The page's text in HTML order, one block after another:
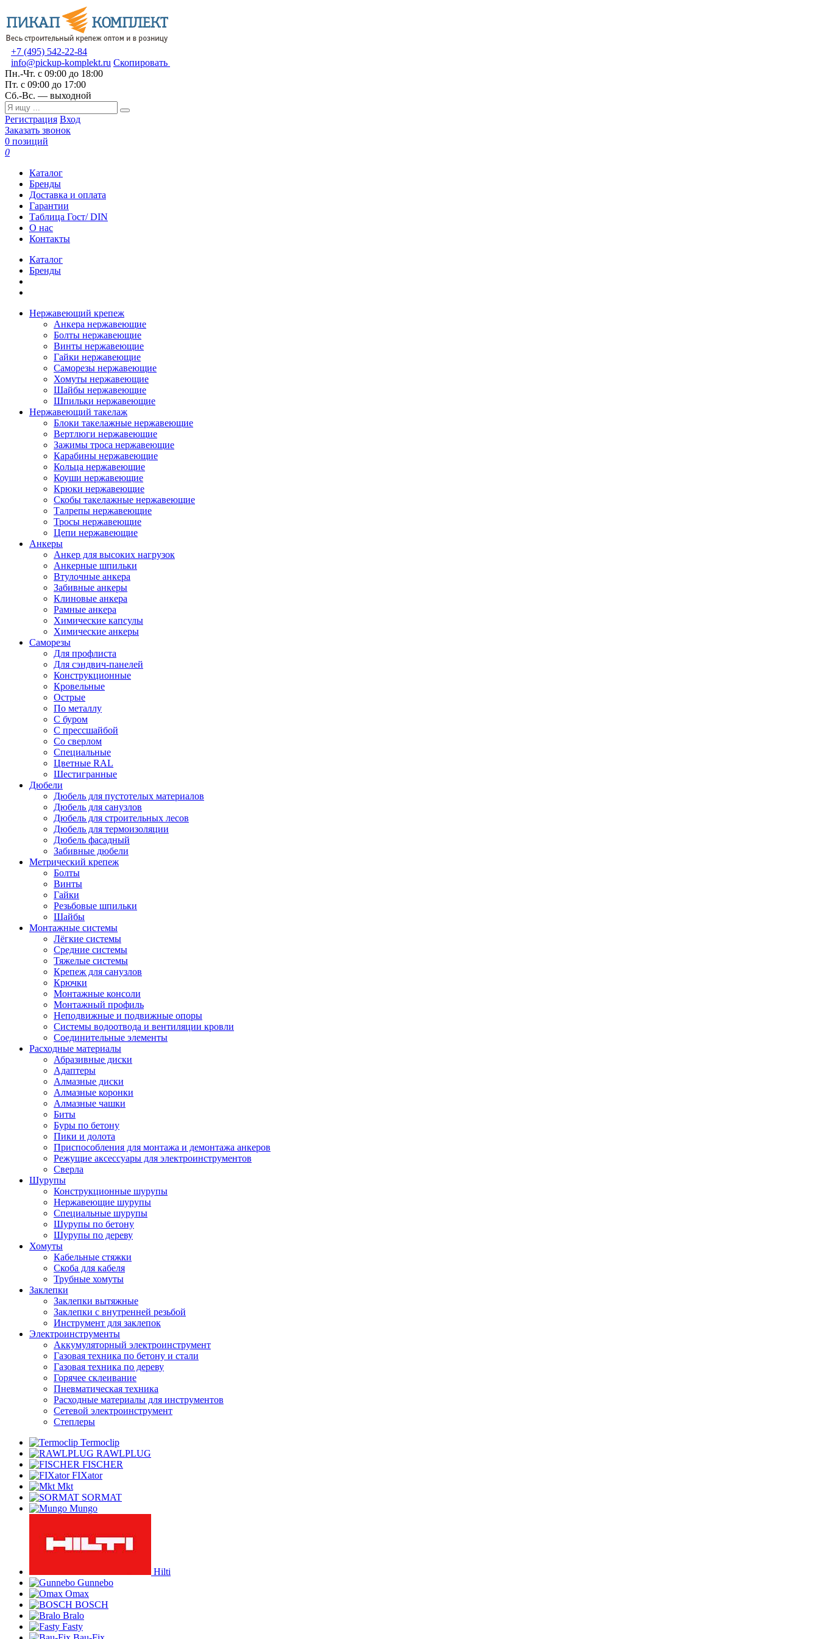
+7 (495) 542-22-84
info@pickup-komplekt.ru Скопировать
Пн.-Чт. с 09:00 до 18:00
Пт. с 09:00 до 17:00
Сб.-Вс. — выходной
Регистрация Вход
Заказать звонок
0 позиций
0
Каталог
Бренды
Доставка и оплата
Гарантии
Таблица Гост/ DIN
О нас
Контакты
Каталог
Бренды
Нержавеющий крепеж
Анкера нержавеющие
Болты нержавеющие
Винты нержавеющие
Гайки нержавеющие
Саморезы нержавеющие
Хомуты нержавеющие
Шайбы нержавеющие
Шпильки нержавеющие
Нержавеющий такелаж
Блоки такелажные нержавеющие
Вертлюги нержавеющие
Зажимы троса нержавеющие
Карабины нержавеющие
Кольца нержавеющие
Коуши нержавеющие
Крюки нержавеющие
Скобы такелажные нержавеющие
Талрепы нержавеющие
Тросы нержавеющие
Цепи нержавеющие
Анкеры
Анкер для высоких нагрузок
Анкерные шпильки
Втулочные анкера
Забивные анкеры
Клиновые анкера
Рамные анкера
Химические капсулы
Химические анкеры
Саморезы
Для профлиста
Для сэндвич-панелей
Конструкционные
Кровельные
Острые
По металлу
С буром
С прессшайбой
Со сверлом
Специальные
Цветные RAL
Шестигранные
Дюбели
Дюбель для пустотелых материалов
Дюбель для санузлов
Дюбель для строительных лесов
Дюбель для термоизоляции
Дюбель фасадный
Забивные дюбели
Метрический крепеж
Болты
Винты
Гайки
Резьбовые шпильки
Шайбы
Монтажные системы
Лёгкие системы
Средние системы
Тяжелые системы
Крепеж для санузлов
Крючки
Монтажные консоли
Монтажный профиль
Неподвижные и подвижные опоры
Системы водоотвода и вентиляции кровли
Соединительные элементы
Расходные материалы
Абразивные диски
Адаптеры
Алмазные диски
Алмазные коронки
Алмазные чашки
Биты
Буры по бетону
Пики и долота
Приспособления для монтажа и демонтажа анкеров
Режущие аксессуары для электроинструментов
Сверла
Шурупы
Конструкционные шурупы
Нержавеющие шурупы
Специальные шурупы
Шурупы по бетону
Шурупы по дереву
Хомуты
Кабельные стяжки
Скоба для кабеля
Трубные хомуты
Заклепки
Заклепки вытяжные
Заклепки с внутренней резьбой
Инструмент для заклепок
Электроинструменты
Аккумуляторный электроинструмент
Газовая техника по бетону и стали
Газовая техника по дереву
Горячее склеивание
Пневматическая техника
Расходные материалы для инструментов
Сетевой электроинструмент
Степлеры
Termoclip
RAWLPLUG
FISCHER
FIXator
Mkt
SORMAT
Mungo
Hilti
Gunnebo
Omax
BOSCH
Bralo
Fasty